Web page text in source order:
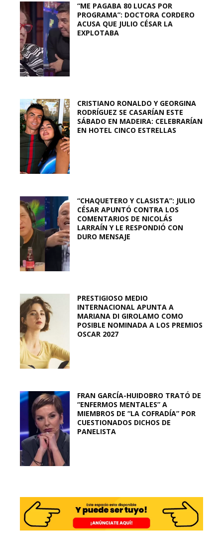
“ME PAGABA 80 LUCAS POR
PROGRAMA”: DOCTORA CORDERO
ACUSA QUE JULIO CÉSAR LA
EXPLOTABA
CRISTIANO RONALDO Y GEORGINA
RODRÍGUEZ SE CASARÍAN ESTE
SÁBADO EN MADEIRA: CELEBRARÍAN
EN HOTEL CINCO ESTRELLAS
“CHAQUETERO Y CLASISTA”: JULIO
CÉSAR APUNTÓ CONTRA LOS
COMENTARIOS DE NICOLÁS
LARRAÍN Y LE RESPONDIÓ CON
DURO MENSAJE
PRESTIGIOSO MEDIO
INTERNACIONAL APUNTA A
MARIANA DI GIROLAMO COMO
POSIBLE NOMINADA A LOS PREMIOS
OSCAR 2027
FRAN GARCÍA-HUIDOBRO TRATÓ DE
“ENFERMOS MENTALES” A
MIEMBROS DE “LA COFRADÍA” POR
CUESTIONADOS DICHOS DE
PANELISTA